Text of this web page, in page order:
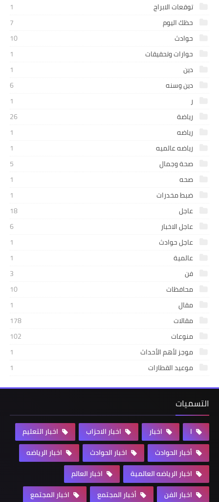
توقعات الابراج
1
حظك اليوم
7
حوادث
10
حوارات وتحقيقات
1
دين
1
دين وسنه
6
ر
1
رياضة
26
رياضه
1
رياضه عالميه
1
صحة وجمال
5
صحه
1
ضبط مخدرات
1
عاجل
18
عاجل الاخبار
6
عاجل حوادث
1
عالمية
1
فن
3
محافظات
10
مقال
1
مقالات
178
منوعات
102
موجز لأهم الأحداث
1
موعيد القطارات
1
التسميات
ا اخبار اخبار الاحزاب
اخبار التعليم
أخبار الحوادث
اخبار الحوادث
اخبار الرياضه
اخبار الرياضه العالمية
اخبار العالم
اخبار الفن
أخبار المجتمع
اخبار المجتمع